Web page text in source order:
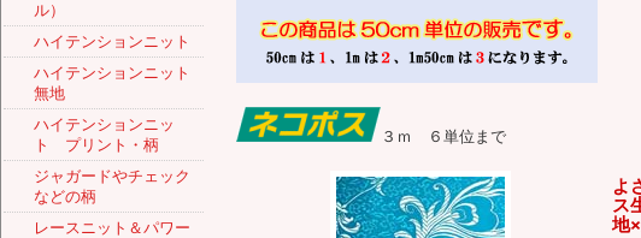
ル）
ハイテンションニット
ハイテンションニット
無地
ハイテンションニッ
ト プリント・柄
ジャガードやチェック
などの柄
レースニット＆パワー
３ｍ ６単位まで
よ
ス
地